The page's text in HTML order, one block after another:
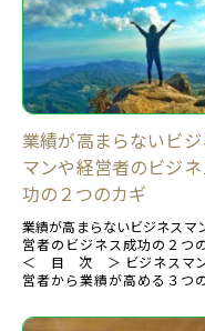
業績が高まらないビ
マンや経営者のビジ
功の２つのカギ
業績が高まらないビジネスマ
営者のビジネス成功の２つ
＜ 目 次 ＞ ビジネスマ
営者から業績が高める３つ
悩みあなたに、今の時代...